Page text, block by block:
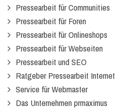
Pressearbeit für Communities
Pressearbeit für Foren
Pressearbeit für Onlineshops
Pressearbeit für Webseiten
Pressearbeit und SEO
Ratgeber Pressearbeit Internet
Service für Webmaster
Das Unternehmen prmaximus